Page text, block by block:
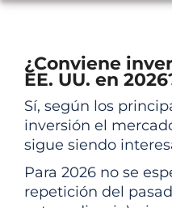
¿Conviene
EE. UU. en
Sí, según los
inversión el
sigue siendo
Para 2026 no se
repetición del